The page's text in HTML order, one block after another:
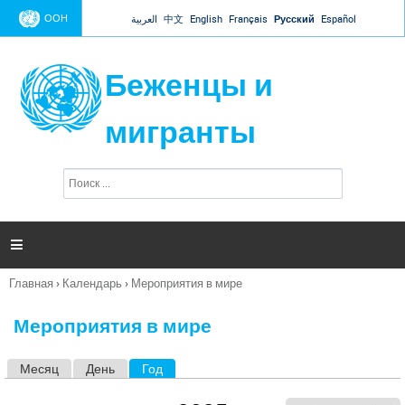
Jump to navigation
ООН العربية 中文 English Français Русский Español
Беженцы и
мигранты
п
и

Вы
Главная › Календарь › Мероприятия в мире
Мероприятия в мире
Месяц День Год